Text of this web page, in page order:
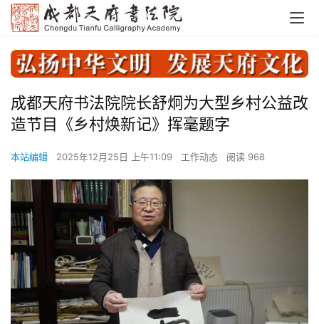
成都天府书法院院长舒炯为大型乡村公益改
造节目《乡村焕新记》挥毫题字
本站编辑 2025年12月25日 上午11:09 工作动态 阅读 968